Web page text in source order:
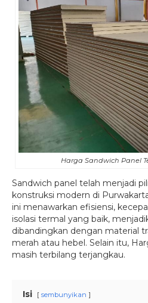
Harga Sandwich Panel
Sandwich panel telah menjadi
konstruksi modern di
ini menawarkan efisiensi,
isolasi termal yang baik,
dibandingkan dengan material
merah atau hebel. Selain itu,
masih terbilang terjangkau.
Isi sembunyikan